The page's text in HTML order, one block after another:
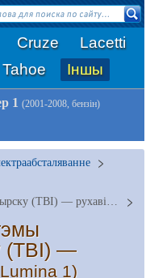
Cruze
Lacetti
Tahoe Іншы
1 (2001-2008, бензін)
Мантажная схема сістэмы цэнтральнага ўпырску (TBI) — рухавік 3,1 л
(TBI) —
1)